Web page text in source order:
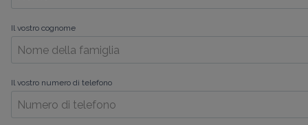
Il vostro cognome
Il vostro numero di telefono